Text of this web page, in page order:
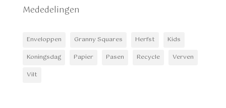
Mededelingen
Enveloppen Granny Squares Herfst
Kids
Koningsdag
Papier Pasen Recycle
Verven
Vilt